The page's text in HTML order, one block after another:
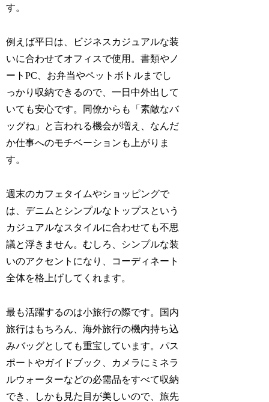
す。
例えば平日は、ビジネスカジュアルな装
いに合わせてオフィスで使用。書類やノ
ートPC、お弁当やペットボトルまでし
っかり収納できるので、一日中外出して
いても安心です。同僚からも「素敵なバ
ッグね」と言われる機会が増え、なんだ
か仕事へのモチベーションも上がりま
す。
週末のカフェタイムやショッピングで
は、デニムとシンプルなトップスという
カジュアルなスタイルに合わせても不思
議と浮きません。むしろ、シンプルな装
いのアクセントになり、コーディネート
全体を格上げしてくれます。
最も活躍するのは小旅行の際です。国内
旅行はもちろん、海外旅行の機内持ち込
みバッグとしても重宝しています。パス
ポートやガイドブック、カメラにミネラ
ルウォーターなどの必需品をすべて収納
でき、しかも見た目が美しいので、旅先